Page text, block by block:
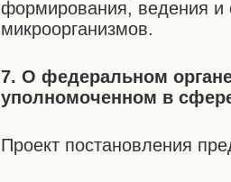
формирования, ведения и
микроорганизмов.
7. О федеральном
уполномоченном в
Проект постановления